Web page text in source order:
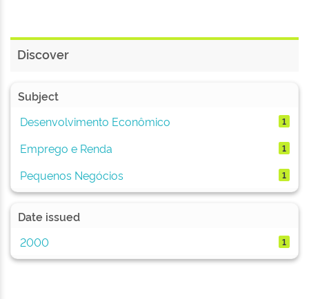
Discover
Subject
Desenvolvimento Econômico
1
Emprego e Renda 1
Pequenos Negócios 1
Date issued
2000
1